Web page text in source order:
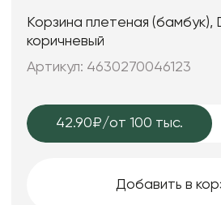
Корзина плетеная (бамбук),
коричневый
Артикул: 4630270046123
42.90₽/от 100 тыс.
Добавить в